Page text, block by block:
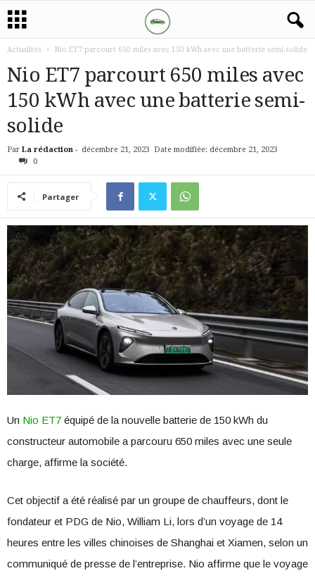
Actualités Nio ET7 parcourt 650 miles avec 150 kWh avec une batterie semi-solide
Nio ET7 parcourt 650 miles avec
150 kWh avec une batterie semi-
solide
Par La rédaction - décembre 21, 2023
Date modifiée: décembre 21, 2023
0
Partager
Un Nio ET7 équipé de la nouvelle batterie de 150 kWh du
constructeur automobile a parcouru 650 miles avec une seule
charge, affirme la société.
Cet objectif a été réalisé par un groupe de chauffeurs, dont le
fondateur et PDG de Nio, William Li, lors d’un voyage de 14
heures entre les villes chinoises de Shanghai et Xiamen, selon un
communiqué de presse de l’entreprise. Nio affirme que le voyage